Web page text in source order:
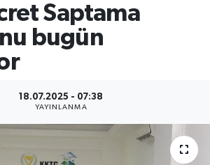
Saptama
bugün
18.07.2025 - 07:38
YAYINLANMA